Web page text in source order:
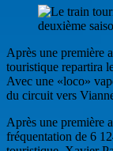
Après une première
touristique repartira
Avec une «loco»
du circuit vers
Après une première
fréquentation de 6